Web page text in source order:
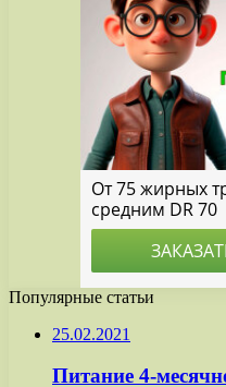
Популярные статьи
25.02.2021
Питание 4-